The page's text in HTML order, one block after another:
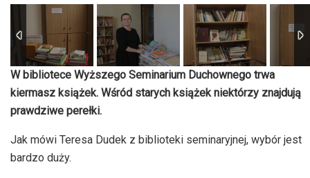
W bibliotece Wyższego Seminarium Duchownego trwa
kiermasz książek. Wśród starych książek niektórzy znajdują
prawdziwe perełki.
Jak mówi Teresa Dudek z biblioteki seminaryjnej, wybór jest
bardzo duży.